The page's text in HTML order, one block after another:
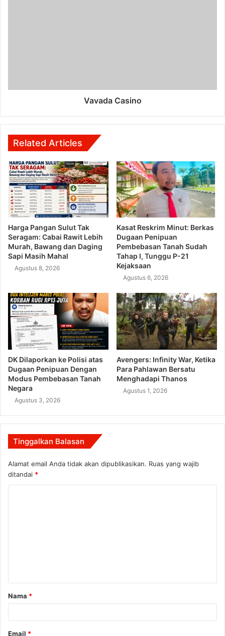
Vavada Casino
Related Articles
Harga Pangan Sulut Tak
Seragam: Cabai Rawit Lebih
Murah, Bawang dan Daging
Sapi Masih Mahal
Agustus 8, 2026
Kasat Reskrim Minut: Berkas
Dugaan Penipuan
Pembebasan Tanah Sudah
Tahap I, Tunggu P-21
Kejaksaan
Agustus 6, 2026
DK Dilaporkan ke Polisi atas
Dugaan Penipuan Dengan
Modus Pembebasan Tanah
Negara
Agustus 3, 2026
Avengers: Infinity War, Ketika
Para Pahlawan Bersatu
Menghadapi Thanos
Agustus 1, 2026
Tinggalkan Balasan
Alamat email Anda tidak akan dipublikasikan. Ruas yang wajib
ditandai *
a
r
Nama *
Email *